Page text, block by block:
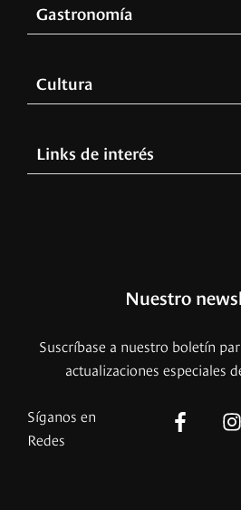
Gastronomía
Cultura
Links de interés
Nuestro
Suscríbase a nuestro boletín
actualizaciones especiales
Síganos en
Redes